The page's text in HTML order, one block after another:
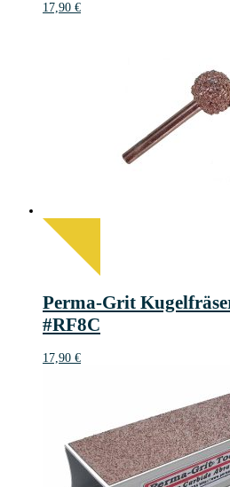
17,90 €
Perma-Grit
#RF8C
17,90 €